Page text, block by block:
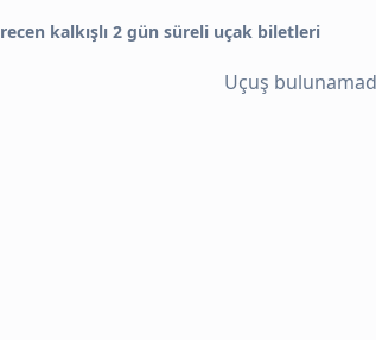
kalkışlı 2 gün süreli uçak biletleri
Uçuş